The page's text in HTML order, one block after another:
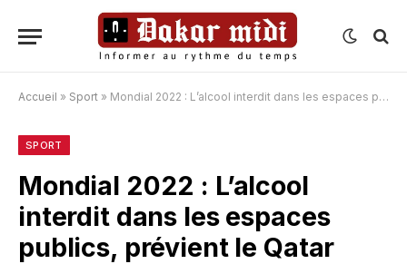
Accueil » Sport » Mondial 2022 : L’alcool interdit dans les espaces publics, prévient le Qatar
SPORT
Mondial 2022 : L’alcool
interdit dans les espaces
publics, prévient le Qatar